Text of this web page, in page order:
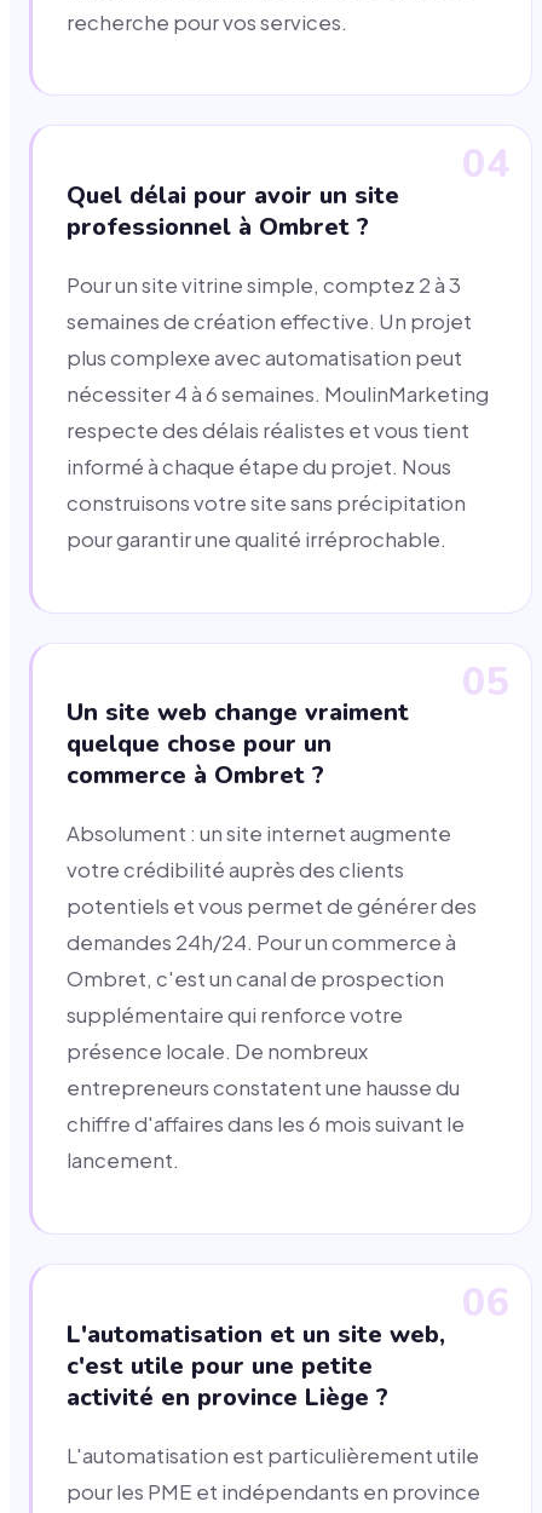
recherche pour vos services.
04
Quel délai pour avoir un site
professionnel à Ombret ?
Pour un site vitrine simple, comptez 2 à 3
semaines de création effective. Un projet
plus complexe avec automatisation peut
nécessiter 4 à 6 semaines. MoulinMarketing
respecte des délais réalistes et vous tient
informé à chaque étape du projet. Nous
construisons votre site sans précipitation
pour garantir une qualité irréprochable.
05
Un site web change vraiment
quelque chose pour un
commerce à Ombret ?
Absolument : un site internet augmente
votre crédibilité auprès des clients
potentiels et vous permet de générer des
demandes 24h/24. Pour un commerce à
Ombret, c'est un canal de prospection
supplémentaire qui renforce votre
présence locale. De nombreux
entrepreneurs constatent une hausse du
chiffre d'affaires dans les 6 mois suivant le
lancement.
06
L'automatisation et un site web,
c'est utile pour une petite
activité en province Liège ?
L'automatisation est particulièrement utile
pour les PME et indépendants en province